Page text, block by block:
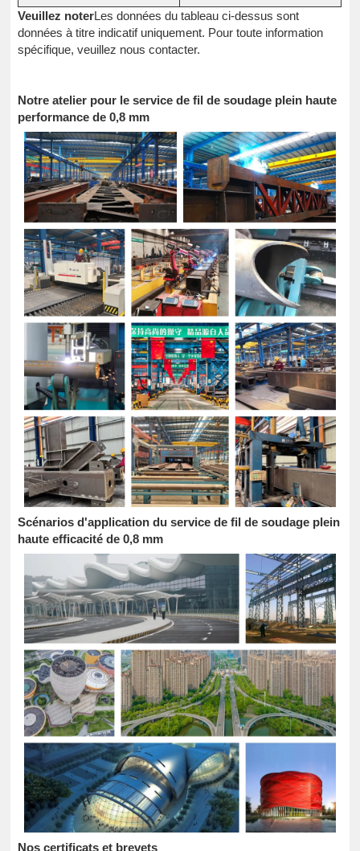
Veuillez noterLes données du tableau ci-dessus sont
données à titre indicatif uniquement. Pour toute information
spécifique, veuillez nous contacter.
Notre atelier pour le service de fil de soudage plein haute
performance de 0,8 mm
Scénarios d'application du service de fil de soudage plein
haute efficacité de 0,8 mm
Nos certificats et brevets